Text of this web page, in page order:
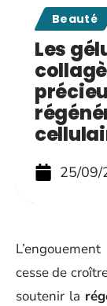
Beauté
Les
25/09/
cesse de
soutenir la